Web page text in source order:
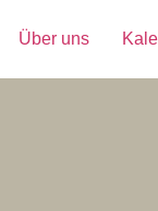
Über uns